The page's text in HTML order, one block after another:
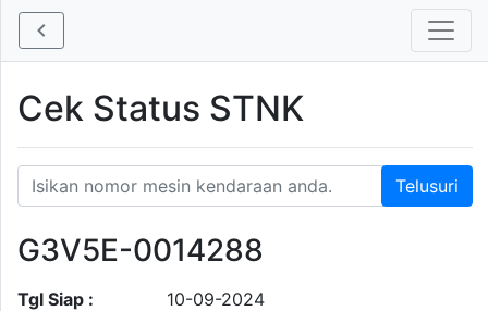
Cek Status STNK
G3V5E-0014288
Tgl Siap :
10-09-2024